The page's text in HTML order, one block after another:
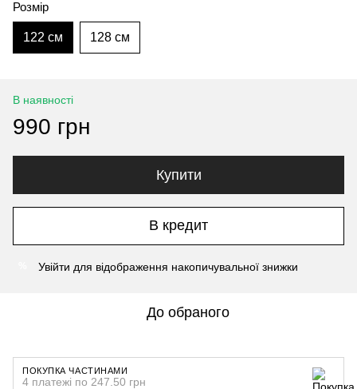
Розмір
122 см 128 см
В наявності
990 грн
Купити
В кредит
Увійти для відображення накопичувальної знижки
До обраного
ПОКУПКА ЧАСТИНАМИ
4 платежі по 247.50 грн